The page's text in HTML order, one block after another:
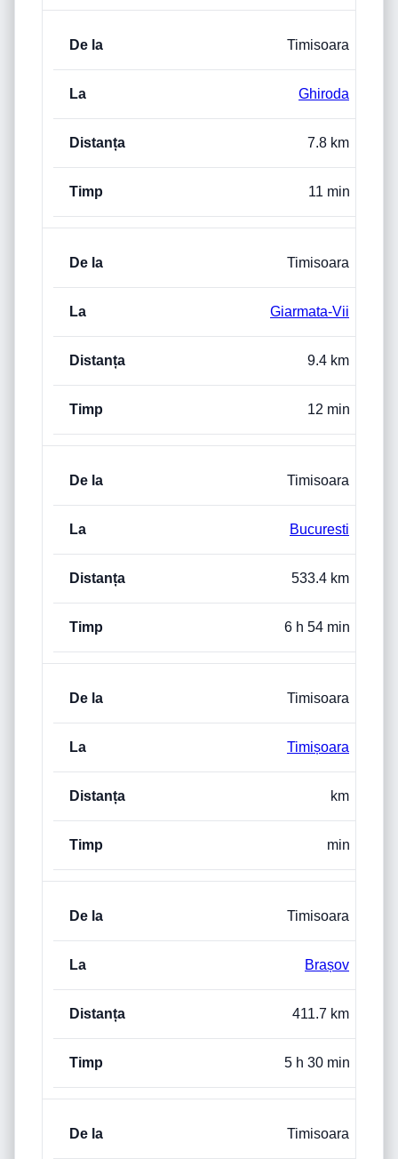
Timisoara
Ghiroda
7.8 km
11 min
Timisoara
Giarmata-Vii
9.4 km
12 min
Timisoara
Bucuresti
533.4 km
6 h 54 min
Timisoara
Timișoara
km
min
Timisoara
Brașov
411.7 km
5 h 30 min
Timisoara